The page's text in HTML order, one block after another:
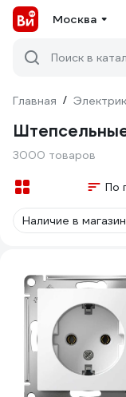
Москва
Поиск в
Главная /
3000 товаров
По
Наличие в